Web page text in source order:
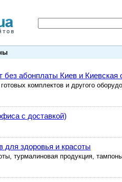
без абонплаты Киев и Киевская
комплектов и другого
с доставкой)
для здоровья и красоты
турмалиновая продукция,